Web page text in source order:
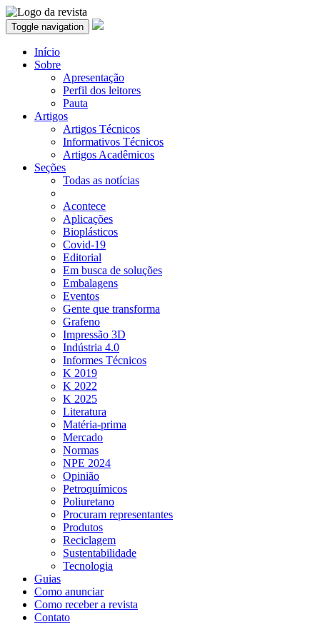
Toggle navigation
Início
Sobre
Apresentação
Perfil dos leitores
Pauta
Artigos
Artigos Técnicos
Informativos Técnicos
Artigos Acadêmicos
Seções
Todas as notícias
Acontece
Aplicações
Bioplásticos
Covid-19
Editorial
Em busca de soluções
Embalagens
Eventos
Gente que transforma
Grafeno
Impressão 3D
Indústria 4.0
Informes Técnicos
K 2019
K 2022
K 2025
Literatura
Matéria-prima
Mercado
Normas
NPE 2024
Opinião
Petroquímicos
Poliuretano
Procuram representantes
Produtos
Reciclagem
Sustentabilidade
Tecnologia
Guias
Como anunciar
Como receber a revista
Contato